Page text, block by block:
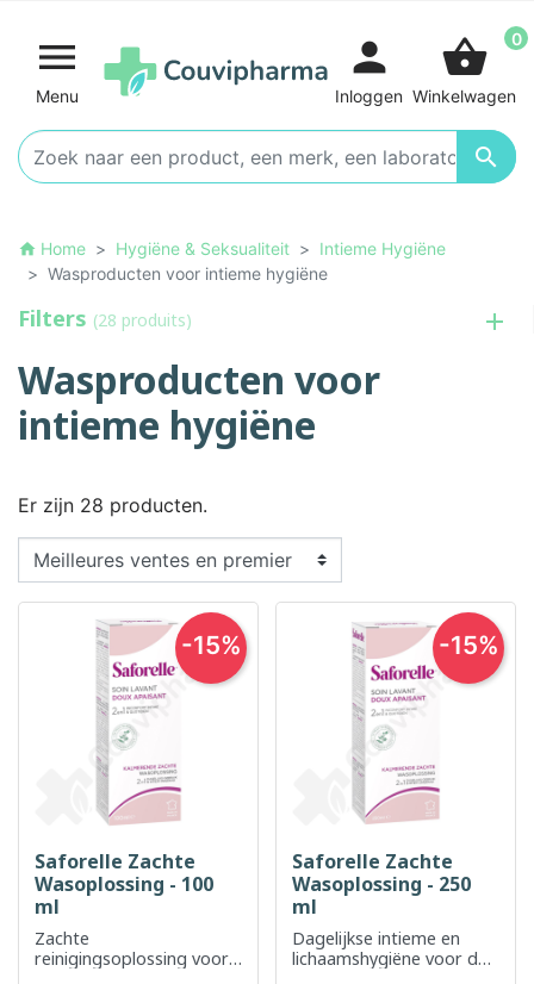

Menu

person
Inloggen
shopping_basket 0
Winkelwagen
home Home Hygiëne & Seksualiteit
Intieme Hygiëne
Wasproducten voor intieme hygiëne
Filters (28 produits)
Wasproducten voor
intieme hygiëne
Er zijn 28 producten.
Saforelle Zachte
Wasoplossing - 100
ml
Zachte
reinigingsoplossing voor
-15%
Saforelle Zachte
Wasoplossing - 250
ml
Dagelijkse intieme en
lichaamshygiëne voor de
-15%